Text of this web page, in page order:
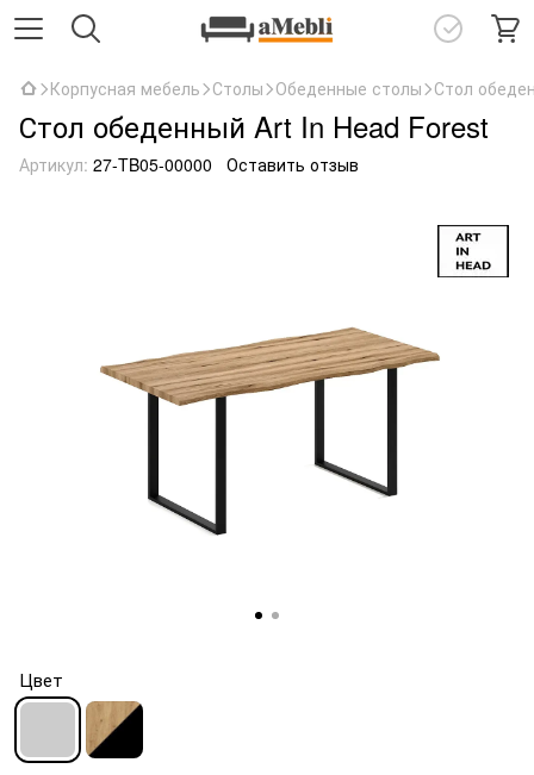
Корпусная мебель Столы Обеденные столы Стол
Стол обеденный Art In Head Forest
Артикул: 27-TB05-00000 Оставить отзыв
Цвет